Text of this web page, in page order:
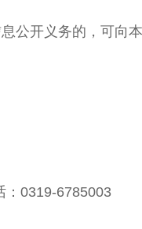
开义务的，可向
0319-6785003